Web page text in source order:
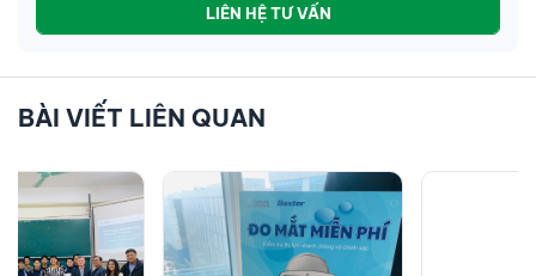
LIÊN HỆ TƯ VẤN
BÀI VIẾT LIÊN QUAN